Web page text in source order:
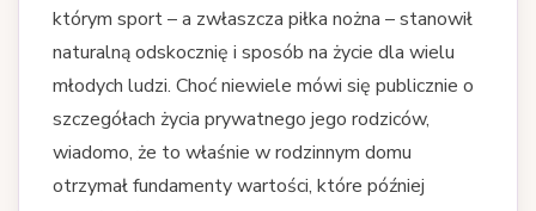
którym sport – a zwłaszcza piłka nożna – stanowił
naturalną odskocznię i sposób na życie dla wielu
młodych ludzi. Choć niewiele mówi się publicznie o
szczegółach życia prywatnego jego rodziców,
wiadomo, że to właśnie w rodzinnym domu
otrzymał fundamenty wartości, które później